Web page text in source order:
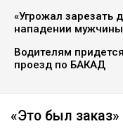
«Угрожал зарезать
нападении мужчины
Водителям
проезд по БАКАД
«Это был заказ»